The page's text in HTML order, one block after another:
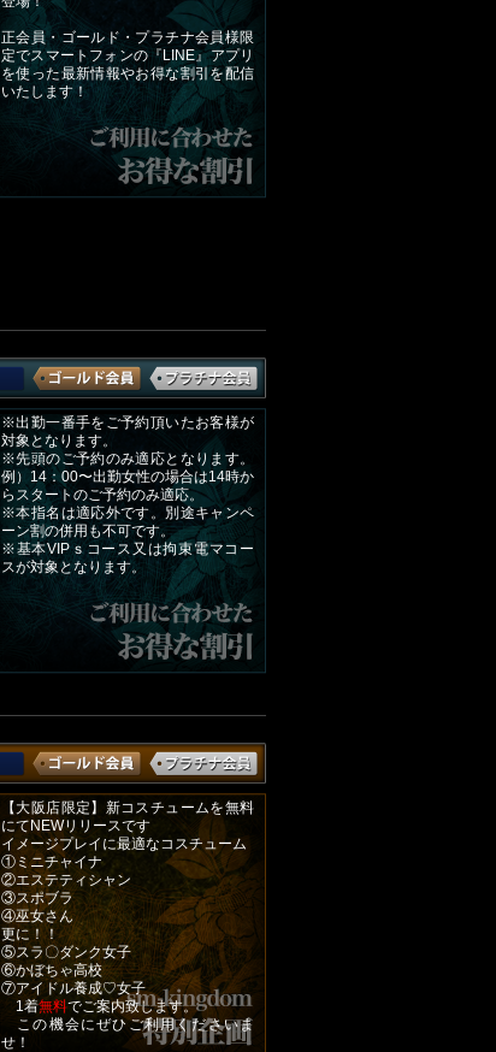
正会員・ゴールド・プラチナ会員様限
定でスマートフォンの『LINE』アプリ
を使った最新情報やお得な割引を配信
いたします！
※出勤一番手をご予約頂いたお客様が
対象となります。
※先頭のご予約のみ適応となります。
例）14：00〜出勤女性の場合は14時か
らスタートのご予約のみ適応。
※本指名は適応外です。別途キャンペ
ーン割の併用も不可です。
※基本VIPｓコース又は拘束電マコー
スが対象となります。
【大阪店限定】新コスチュームを無料
にてNEWリリースです
イメージプレイに最適なコスチューム
①ミニチャイナ
②エステティシャン
③スポブラ
④巫女さん
更に！！
⑤スラ〇ダンク女子
⑥かぼちゃ高校
⑦アイドル養成♡女子
1着無料でご案内致します。
この機会にぜひご利用くださいま
せ！